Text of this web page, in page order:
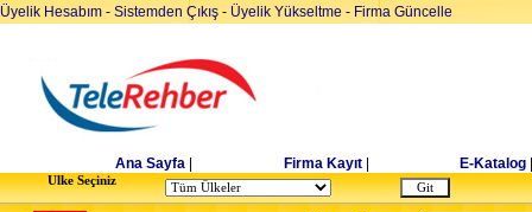
Üyelik Hesabım - Sistemden Çıkış - Üyelik Yükseltme - Firma Güncelle
Ana Sayfa Firma Kayıt E-Katalog
Ulke Seçiniz